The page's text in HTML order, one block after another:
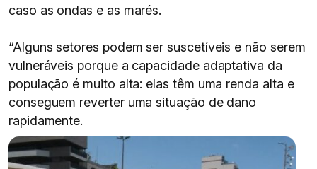
caso as ondas e as marés.
“Alguns setores podem ser suscetíveis e não serem
vulneráveis porque a capacidade adaptativa da
população é muito alta: elas têm uma renda alta e
conseguem reverter uma situação de dano
rapidamente.